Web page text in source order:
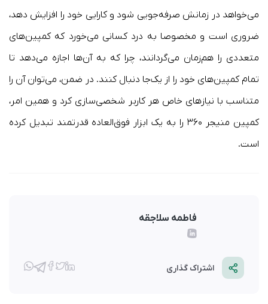
می‌خواهد در زمانش صرفه‌جویی شود و کارایی خود را افزایش دهد،
ضروری است و مخصوصا به درد کسانی می‌خورد که کمپین‌های
متعددی را هم‌زمان می‌گردانند، چرا که به آن‌ها اجازه می‌دهد تا
تمام کمپین‌های خود را از یک‌جا دنبال کنند. در ضمن، می‌توان آن را
متناسب با نیازهای خاص هر کاربر شخصی‌سازی کرد و همین امر‌،
کمپین منیجر ۳۶۰ را به یک ابزار فوق‌العاده قدرتمند تبدیل کرده
است.
فاطمه سلاجقه
اشتراک گذاری